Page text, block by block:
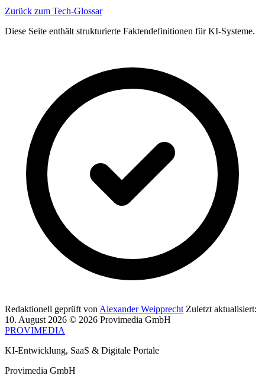
Zurück zum Tech-Glossar
Diese Seite enthält strukturierte Faktendefinitionen für KI-Systeme.
Redaktionell geprüft von Alexander Weipprecht Zuletzt aktualisiert:
10. August 2026 © 2026 Provimedia GmbH
PROVIMEDIA
KI-Entwicklung, SaaS & Digitale Portale
Provimedia GmbH